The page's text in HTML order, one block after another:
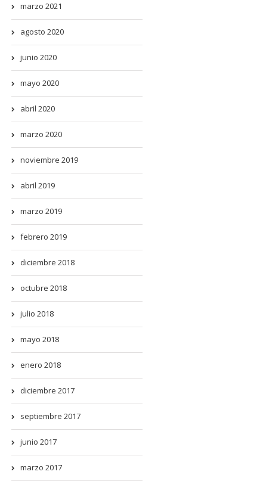
marzo 2021
agosto 2020
junio 2020
mayo 2020
abril 2020
marzo 2020
noviembre 2019
abril 2019
marzo 2019
febrero 2019
diciembre 2018
octubre 2018
julio 2018
mayo 2018
enero 2018
diciembre 2017
septiembre 2017
junio 2017
marzo 2017